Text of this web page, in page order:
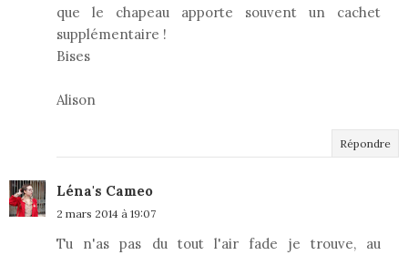
que le chapeau apporte souvent un cachet
supplémentaire !
Bises
Alison
Répondre
Léna's Cameo
2 mars 2014 à 19:07
Tu n'as pas du tout l'air fade je trouve, au